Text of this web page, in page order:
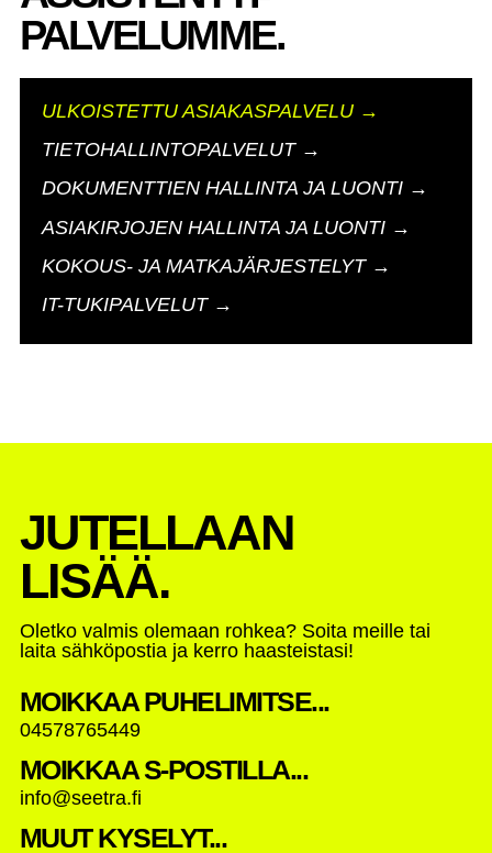
PALVELUMME.
ULKOISTETTU ASIAKASPALVELU →
TIETOHALLINTOPALVELUT →
DOKUMENTTIEN HALLINTA JA LUONTI →
ASIAKIRJOJEN HALLINTA JA LUONTI →
KOKOUS- JA MATKAJÄRJESTELYT →
IT-TUKIPALVELUT →
JUTELLAAN
LISÄÄ.
Oletko valmis olemaan rohkea? Soita meille tai
laita sähköpostia ja kerro haasteistasi!
MOIKKAA PUHELIMITSE...
04578765449
MOIKKAA S-POSTILLA...
info@seetra.fi
MUUT KYSELYT...